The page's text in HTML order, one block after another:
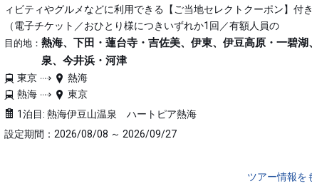
ィビティやグルメなどに利用できる【ご当地セレクトクーポン】付き
（電子チケット／おひとり様につきいずれか1回／有額人員の
目的地： 熱海、下田・蓮台寺・吉佐美、伊東、伊豆高原・一碧湖
泉、今井浜・河津
東京
熱海
熱海
東京
1泊目: 熱海伊豆山温泉 ハートピア熱海
設定期間：2026/08/08 ～ 2026/09/27
ツアー情報を